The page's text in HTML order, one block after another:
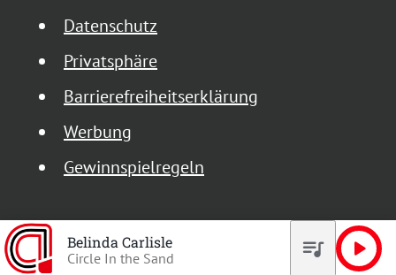
Datenschutz
Privatsphäre
Barrierefreiheitserklärung
Werbung
Gewinnspielregeln
Belinda Carlisle
Circle In the Sand play_arrow
queue_music